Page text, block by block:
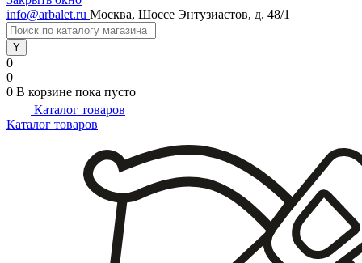
info@arbalet.ru Москва, Шоссе Энтузиастов, д. 48/1
0
0
0 В корзине пока пусто
Каталог товаров
Каталог товаров